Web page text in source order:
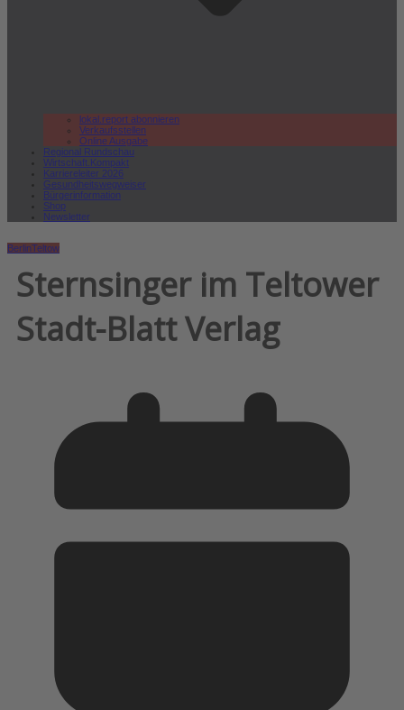
lokal.report abonnieren
Verkaufsstellen
Online Ausgabe
Regional Rundschau
Wirtschaft.Kompakt
Karriereleiter 2026
Gesundheitswegweiser
Bürgerinformation
Shop
Newsletter
BerlinTeltow
Sternsinger im Teltower
Stadt-Blatt Verlag